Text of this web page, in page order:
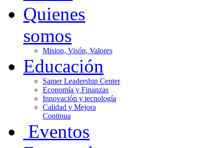
Quienes
somos
Mision, Visón, Valores
Educación
Samer Leadership Center
Economía y Finanzas
Innovación y tecnología
Calidad y Mejora
Continua
Eventos